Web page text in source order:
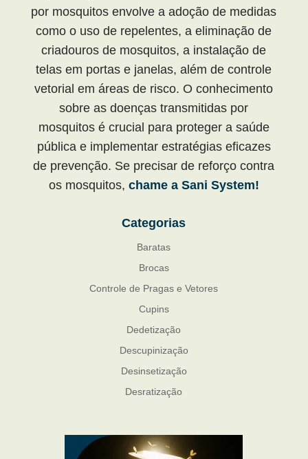
por mosquitos envolve a adoção de medidas
como o uso de repelentes, a eliminação de
criadouros de mosquitos, a instalação de
telas em portas e janelas, além de controle
vetorial em áreas de risco. O conhecimento
sobre as doenças transmitidas por
mosquitos é crucial para proteger a saúde
pública e implementar estratégias eficazes
de prevenção. Se precisar de reforço contra
os mosquitos, chame a Sani System!
Categorias
Baratas
Brocas
Controle de Pragas e Vetores
Cupins
Dedetização
Descupinização
Desinsetização
Desratização
Mosquito Mist
Mosquitos